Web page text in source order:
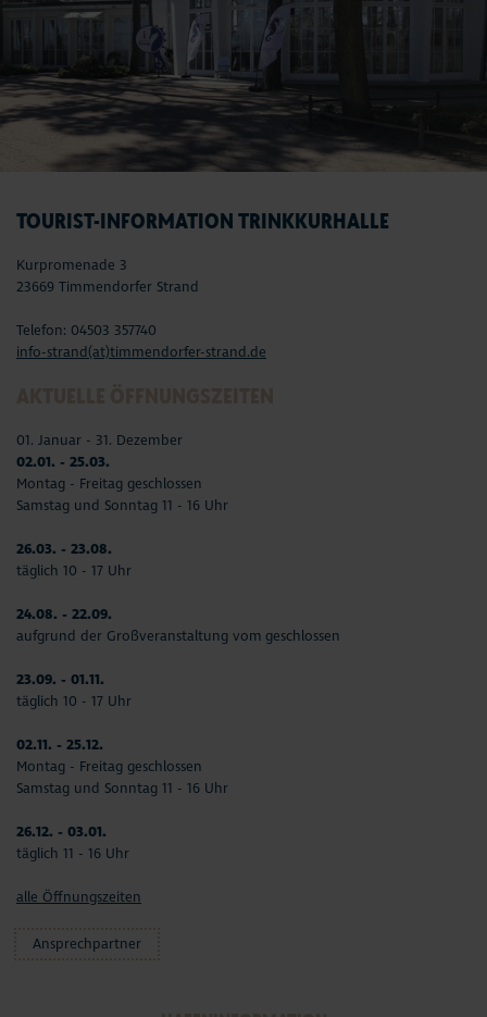
TOURIST-INFORMATION TRINKKURHALLE
Kurpromenade 3
23669 Timmendorfer Strand
Telefon: 04503 357740
info-strand(at)timmendorfer-strand.de
01. Januar - 31. Dezember
02.01. - 25.03.
Montag - Freitag geschlossen
Samstag und Sonntag 11 - 16 Uhr
26.03. - 23.08.
täglich 10 - 17 Uhr
24.08. - 22.09.
aufgrund der Großveranstaltung vom geschlossen
23.09. - 01.11.
täglich 10 - 17 Uhr
02.11. - 25.12.
Montag - Freitag geschlossen
Samstag und Sonntag 11 - 16 Uhr
26.12. - 03.01.
täglich 11 - 16 Uhr
alle Öffnungszeiten
Ansprechpartner